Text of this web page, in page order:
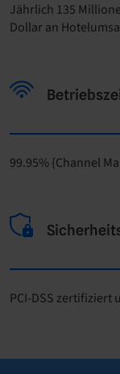
Jährlich 135
Dollar an
99.95% {Channel
PCI-DSS zertifiziert